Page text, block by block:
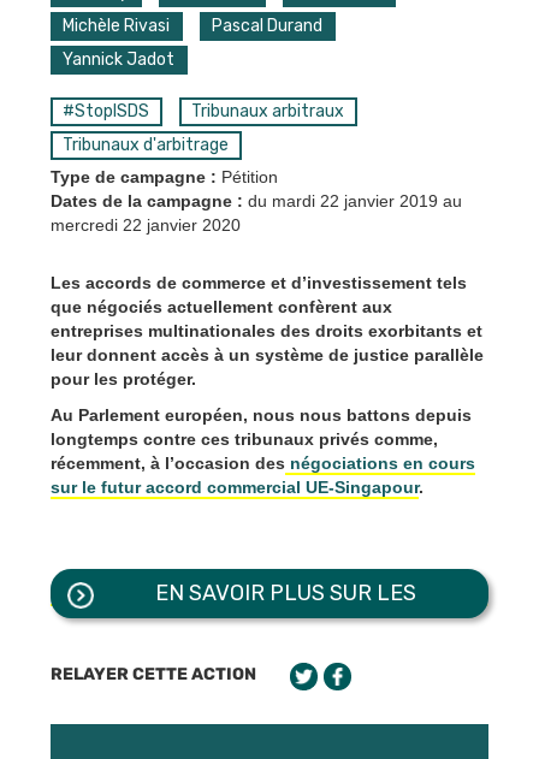
Michèle Rivasi
Pascal Durand
Yannick Jadot
#StopISDS
Tribunaux arbitraux
Tribunaux d'arbitrage
Type de campagne : Pétition
Dates de la campagne : du mardi 22 janvier 2019 au
mercredi 22 janvier 2020
Les accords de commerce et d’investissement tels
que négociés actuellement confèrent aux
entreprises multinationales des droits exorbitants et
leur donnent accès à un système de justice parallèle
pour les protéger.
Au Parlement européen, nous nous battons depuis
longtemps contre ces tribunaux privés comme,
récemment, à l’occasion des négociations en cours
sur le futur accord commercial UE-Singapour.
EN SAVOIR PLUS SUR LES
RELAYER CETTE ACTION